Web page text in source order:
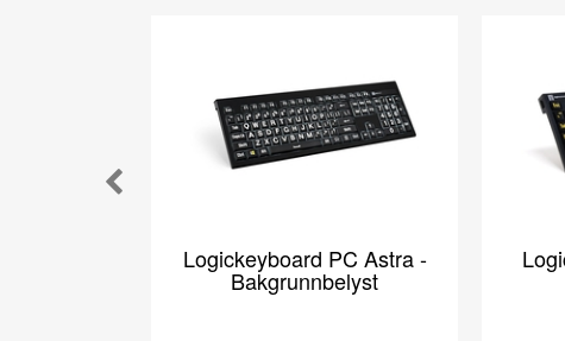
Logickeyboard PC Astra -
Bakgrunnbelyst